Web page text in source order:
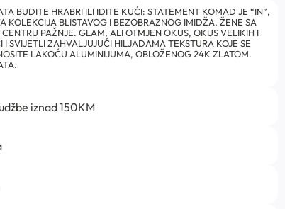
BUDITE HRABRI ILI IDITE KUĆI: STATEMENT KOMAD JE “IN”,
KOLEKCIJA BLISTAVOG I BEZOBRAZNOG IMIDŽA, ŽENE SA
PAŽNJE. GLAM, ALI OTMJEN OKUS, OKUS VELIKIH I
SVIJETLI ZAHVALJUJUĆI HILJADAMA TEKSTURA KOJE SE
LAKOĆU ALUMINIJUMA, OBLOŽENOG 24K ZLATOM.
iznad 150KM